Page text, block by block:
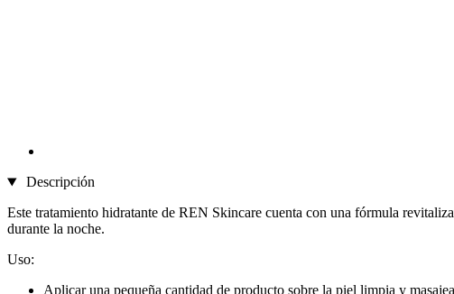
Descripción
Este tratamiento hidratante de REN Skincare cuenta con una fórmula
durante la noche.
Uso:
Aplicar una pequeña cantidad de producto sobre la piel limpia y